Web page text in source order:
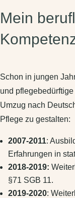
Mein
Schon in jungen
und
Umzug nach
Pflege zu gestalten:
2007-2011:
Erfahrungen in
2018-2019:
§71 SGB 11.
2019-2020: